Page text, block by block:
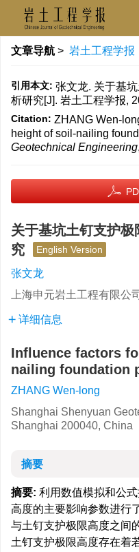
文章导航 > 岩土工程学报
引用本文: 张文龙. 关于基
析研究[J]. 岩土工程学报,
Citation: ZHANG Wen-
height of soil-nailing
Geotechnical Engineering
关于基坑土钉支护
究
English Version
张文龙
上海申元岩土工程有限公
详细信息
Influence factors
nailing foundation
ZHANG Wen-long
Shanghai Shenyuan
Shanghai 200040, China
摘要
摘要: 利用数值模拟和公
高度的主要影响参数进行
与土钉支护极限高度之间
土钉支护极限高度存在着